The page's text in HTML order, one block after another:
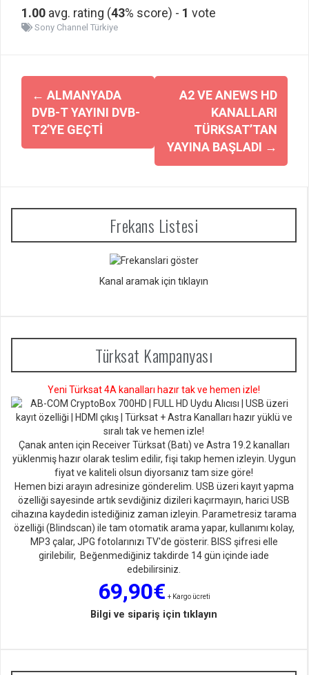
1.00 avg. rating (43% score) - 1 vote
Sony Channel Türkiye
Yazı
dolaşımı
← ALMANYADA
DVB-T YAYINI DVB-
T2’YE GEÇTI
A2 VE ANEWS HD
KANALLARI
TÜRKSAT’TAN
YAYINA BAŞLADI →
Frekans Listesi
Kanal aramak için tıklayın
Türksat Kampanyası
Yeni Türksat 4A kanalları hazır tak ve hemen izle!
Çanak anten için Receiver Türksat (Batı) ve Astra 19.2 kanalları
yüklenmiş hazır olarak teslim edilir, fişi takıp hemen izleyin. Uygun
fiyat ve kaliteli olsun diyorsanız tam size göre!
Hemen bizi arayın adresinize gönderelim. USB üzeri kayıt yapma
özelliği sayesinde artık sevdiğiniz dizileri kaçırmayın, harici USB
cihazına kaydedin istediğiniz zaman izleyin. Parametresiz tarama
özelliği (Blindscan) ile tam otomatik arama yapar, kullanımı kolay,
MP3 çalar, JPG fotolarınızı TV'de gösterir. BISS şifresi elle
girilebilir, Beğenmediğiniz takdirde 14 gün içinde iade
edebilirsiniz.
69,90€ + Kargo ücreti
Bilgi ve sipariş için tıklayın